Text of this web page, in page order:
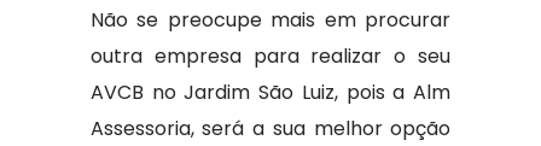
Não se preocupe mais em procurar
outra empresa para realizar o seu
AVCB no Jardim São Luiz, pois a Alm
Assessoria, será a sua melhor opção